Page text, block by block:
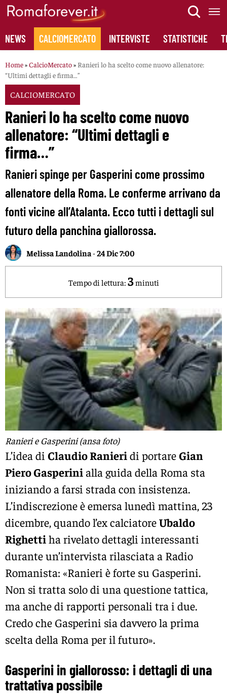
Skip
content
NEWS CALCIOMERCATO INTERVISTE STATISTICHE
Home»CalcioMercato» Ranieri lo ha scelto come nuovo allenatore:
“Ultimi dettagli e firma…”
CALCIOMERCATO
Ranieri lo ha scelto come nuovo
allenatore: “Ultimi dettagli e
firma…”
Ranieri spinge per Gasperini come prossimo
allenatore della Roma. Le conferme arrivano da
fonti vicine all’Atalanta. Ecco tutti i dettagli sul
futuro della panchina giallorossa.
Melissa Landolina -24 Dic 7:00
Tempo di lettura: 3minuti
Ranieri e Gasperini (ansa foto)
L’idea di Claudio Ranieridi portareGian
Piero Gasperinialla guida della Roma sta
iniziando a farsi strada con insistenza.
L’indiscrezione è emersa lunedì mattina, 23
dicembre, quando l’ex calciatoreUbaldo
Righettiha rivelato dettagli interessanti
durante un’intervista rilasciata a Radio
Romanista: «Ranieri è forte su Gasperini.
Non si tratta solo di una questione tattica,
ma anche di rapporti personali tra i due.
Credo che Gasperini sia davvero la prima
scelta della Roma per il futuro».
Gasperini in giallorosso: i dettagli di una
trattativa possibile